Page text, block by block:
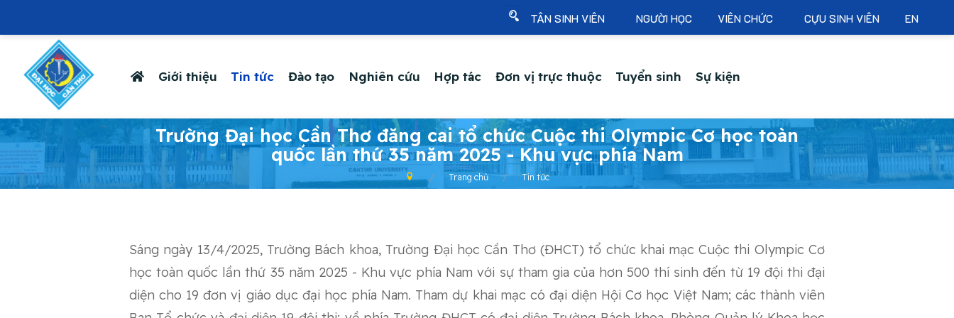
TÂN SINH VIÊN NGƯỜI HỌC VIÊN CHỨC CỰU SINH VIÊN EN
Giới thiệu Tin tức Đào tạo Nghiên cứu Hợp tác Đơn vị trực thuộc Tuyển sinh Sự kiện
-
Trường Đại học Cần Thơ đăng cai tổ chức Cuộc thi Olympic Cơ học toàn
quốc lần thứ 35 năm 2025 - Khu vực phía Nam
Trang chủ Tin tức
Sáng ngày 13/4/2025, Trường Bách khoa, Trường Đại học Cần Thơ (ĐHCT) tổ chức khai mạc Cuộc thi Olympic Cơ
học toàn quốc lần thứ 35 năm 2025 - Khu vực phía Nam với sự tham gia của hơn 500 thí sinh đến từ 19 đội thi đại
diện cho 19 đơn vị giáo dục đại học phía Nam. Tham dự khai mạc có đại diện Hội Cơ học Việt Nam; các thành viên